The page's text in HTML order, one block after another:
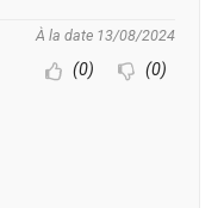
À la date 13/08/2024
(0) (0)